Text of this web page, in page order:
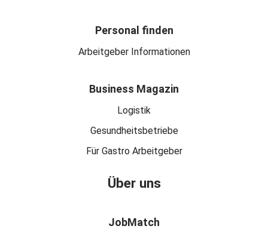
Personal finden
Arbeitgeber Informationen
Business Magazin
Logistik
Gesundheitsbetriebe
Für Gastro Arbeitgeber
Über uns
JobMatch